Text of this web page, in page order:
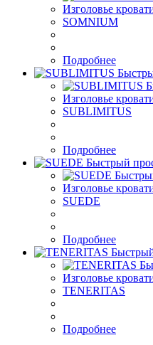
Изголовье
SOMNIUM
Подробнее
Изголовье
SUBLIMITUS
Подробнее
Быстрый
Изголовье
SUEDE
Подробнее
Изголовье
TENERITAS
Подробнее